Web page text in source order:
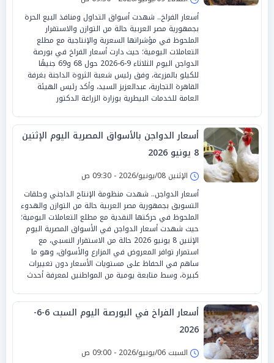
أسعار الفراخ.. شهدت أسواق التداول ومنافذ البيع الحرة
بجمهورية مصر العربية حالة من التوازن والاستقرار
الملحوظ في مؤشراتها السعرية والإنتاجية مع مطلع
التعاملات اليومية؛ حيث دارت أسعار الفراخ في بورصة
الدواجن اليوم الثلاثاء 9-6-2026 حول 68 و69 جنيهًا
للكيلو بالمزرعة، وفق رئيس شعبة الثروة الداجنة بغرفة
القاهرة التجارية، عبدالعزيز السيد، وأكد رئيس الهيئة
العامة للخدمات البيطرية بوزارة الزراعة الدكتور
أسعار الدواجن بالأسواق المصرية اليوم الإثنين
8 يونيو 2026
الإثنين 08/يونيو/2026 - 09:30 ص
أسعار الدواجن.. شهدت منظومة الإنتاج الداجني وحلقات
التسويق بجمهورية مصر العربية حالة من التوازن والهدوء
الملحوظ في حركتها النقدية مع مطلع التعاملات اليومية؛
حيث شهدت أسعار الدواجن في الأسواق المصرية اليوم
الإثنين 8 يونيو 2026 حالة من الاستقرار النسبي، مع
استمرار توافر المعروض في المزارع والأسواق، وهو ما
ساهم في الحفاظ على مستويات الأسعار دون تغييرات
كبيرة، وسط متابعة يومية من المواطنين لمعرفة أحدث
أسعار الفراخ في البورصة اليوم السبت 6-6-
2026
السبت 06/يونيو/2026 - 09:00 ص